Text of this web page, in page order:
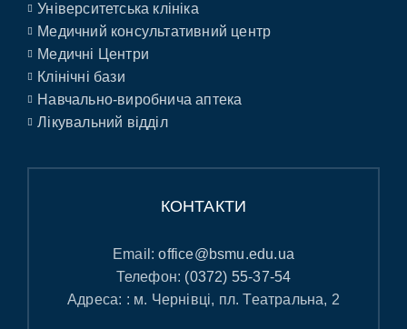
Університетська клініка
Медичний консультативний центр
Медичні Центри
Клінічні бази
Навчально-виробнича аптека
Лікувальний відділ
КОНТАКТИ
Email:office@bsmu.edu.ua
Телефон: (0372) 55-37-54
Адреса: : м. Чернівці, пл. Театральна, 2